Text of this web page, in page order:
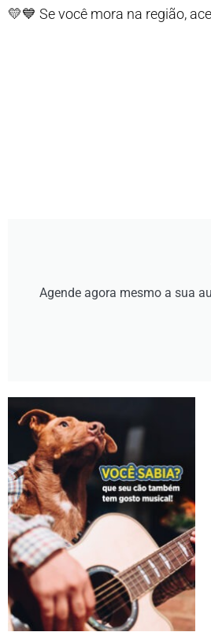
💛💙 Se você mora na região,
Agende agora mesmo a sua